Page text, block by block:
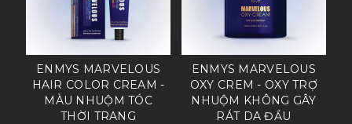
ENMYS MARVELOUS
HAIR COLOR CREAM -
MÀU NHUỘM TÓC
THỜI TRANG
ENMYS MARVELOUS
OXY CREM - OXY TRỢ
NHUỘM KHÔNG GÂY
RÁT DA ĐẦU